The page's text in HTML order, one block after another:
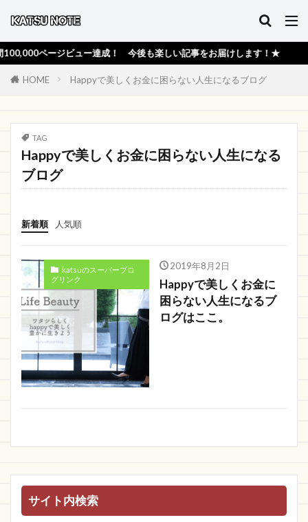
ページビュー達成！ 今後も楽しい記事をお届けします！★
HOME Happyで美しくお金に困らない人生になるブログ
TAG
Happyで美しくお金に困らない人生になる
ブログ
新着順 人気順
katsuのスーパーブロ
グリンク
2019年8月2日
Happyで美しくお金に
困らない人生になるブ
ログはここ。
サイト内検索